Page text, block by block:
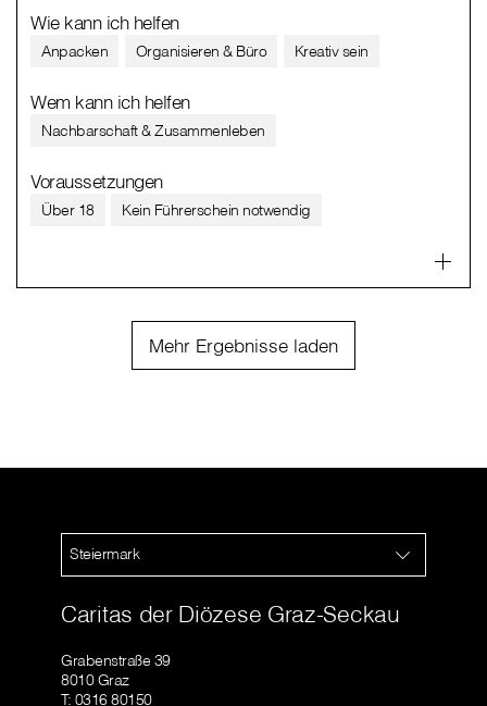
Wie kann ich helfen
Anpacken Organisieren & Büro Kreativ sein
Wem kann ich helfen
Nachbarschaft & Zusammenleben
Voraussetzungen
Über 18 Kein Führerschein notwendig
Mehr Ergebnisse laden
Steiermark
Caritas der Diözese Graz-Seckau
Grabenstraße 39
8010 Graz
T: 0316 80150